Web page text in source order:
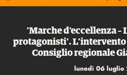
'Marche d’eccellenza –
protagonisti'.
Consiglio regionale
lunedì 06 luglio